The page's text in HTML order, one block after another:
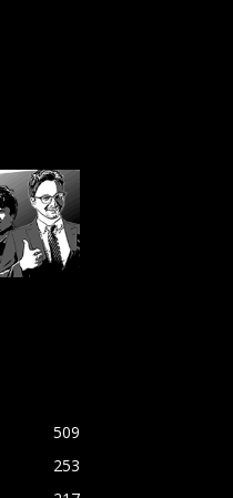
509
253